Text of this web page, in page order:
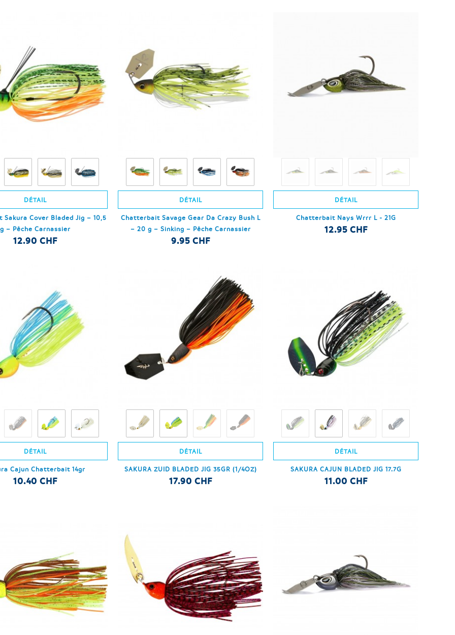
DÉTAIL
Cover Bladed Jig – 10,5
g – Pêche Carnassier
12.90 CHF
DÉTAIL
Chatterbait Savage Gear Da Crazy Bush L
– 20 g – Sinking – Pêche Carnassier
9.95 CHF
DÉTAIL
Chatterbait Nays Wrrr L - 21G
12.95 CHF
DÉTAIL
Cajun Chatterbait 14gr
10.40 CHF
DÉTAIL
SAKURA ZUID BLADED JIG 35GR (1/4OZ)
17.90 CHF
DÉTAIL
SAKURA CAJUN BLADED JIG 17.7G
11.00 CHF